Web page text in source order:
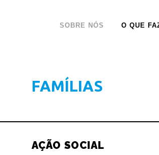
SOBRE NÓS O QUE
FAMÍLIAS
AÇÃO SOCIAL